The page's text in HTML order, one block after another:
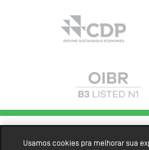
Usamos cookies pra melhorar sua